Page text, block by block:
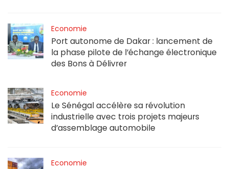
Economie
Port autonome de Dakar : lancement de
la phase pilote de l’échange électronique
des Bons à Délivrer
Economie
Le Sénégal accélère sa révolution
industrielle avec trois projets majeurs
d’assemblage automobile
Economie